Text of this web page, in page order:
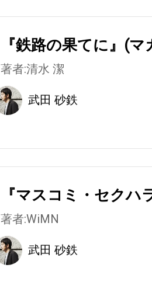
『鉄路の果てに』(
著者:清水 潔
武田 砂鉄
『マスコミ・セクハ
著者:WiMN
武田 砂鉄